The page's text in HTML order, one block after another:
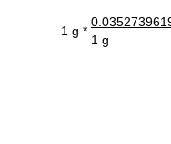
1 g *
1 g